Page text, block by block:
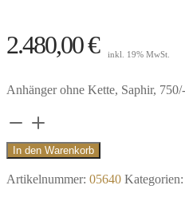
2.480,00€ inkl. 19% MwSt.
Anhänger ohne Kette, Saphir,
Anhänger
Sylter
Saphir,
In den Warenkorb
Artikelnummer: 05640 Kategorien: